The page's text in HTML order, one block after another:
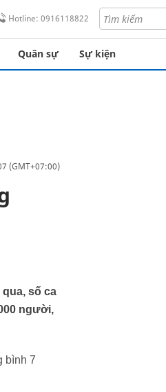
Hotline: 0916118822
Quân sự Sự kiện
(GMT+07:00)
số ca
người,
bình 7